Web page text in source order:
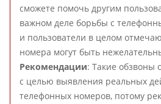
сможете помочь другим
важном деле борьбы с
и пользователи в целом
номера могут быть
Рекомендации: Такие обзвоны
с целью выявления реальных
телефонных номеров, потому